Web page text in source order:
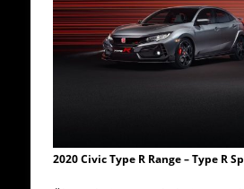
2020 Civic Type R Range – Type R